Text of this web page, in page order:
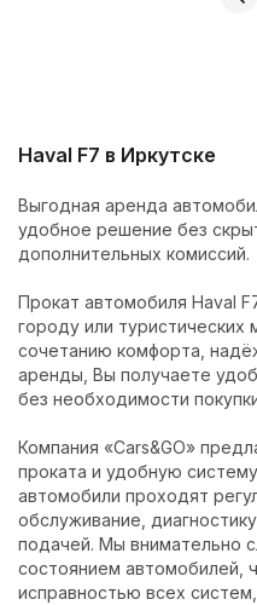
Haval F7 в Иркутске
Выгодная аренда
удобное решение без
дополнительных комиссий.
Прокат автомобиля Haval
городу или туристических
сочетанию комфорта,
аренды, Вы получаете
без необходимости
Компания «Cars&GO»
проката и удобную
автомобили проходят
обслуживание,
подачей. Мы внимательно
состоянием автомобилей,
исправностью всех